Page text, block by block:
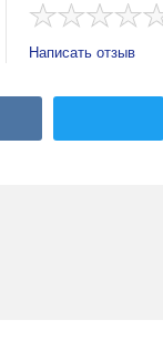
Написать отзыв